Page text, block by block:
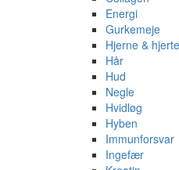
Energi
Gurkemeje
Hjerne & hjerte
Hår
Hud
Negle
Hvidløg
Hyben
Immunforsvar
Ingefær